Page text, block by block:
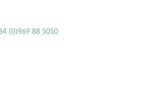
(0)969 88 5050